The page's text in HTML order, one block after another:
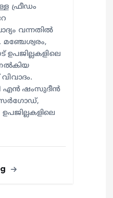
ഫ്രീഡം
വന്നതിൽ
എൻ ഷംസുദീൻ